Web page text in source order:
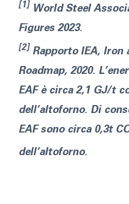
[1] World Steel
Figures 2023.
[2] Rapporto IEA, Iron
Roadmap, 2020.
EAF è circa 2,1 GJ/t
dell’altoforno. Di
EAF sono circa 0,3t
dell’altoforno.